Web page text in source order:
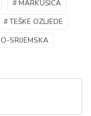
# MARKUŠICA
# TEŠKE OZLJEDE
SRIJEMSKA